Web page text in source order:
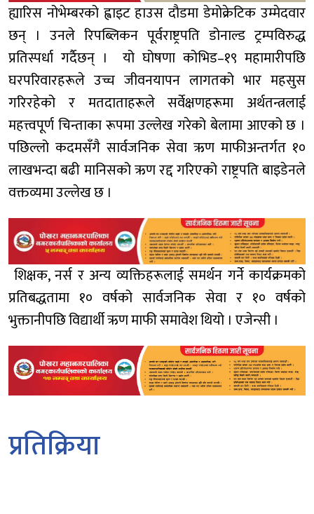
ह्यारिस नोभेम्बरको ह्वाइट हाउस दौडमा डेमोक्रेटिक उम्मेदवार
छन् । उनले रिपब्लिकन पूर्वराष्ट्रपति डोनाल्ड ट्रम्पविरुद्ध
प्रतिस्पर्धा गर्दैछन् । यो घोषणा कोभिड–१९ महामारीपछि
घरपरिवारहरूले उच्च जीवनयापन लागतको भार महसुस
गरिरहेको र मतदाताहरूले सर्वेक्षणहरूमा अर्थतन्त्रलाई
महत्त्वपूर्ण चिन्ताका रूपमा उल्लेख गरेको बेलामा आएको छ ।
पछिल्लो कदमसँगै सार्वजनिक सेवा ऋण माफीअन्तर्गत १०
लाखभन्दा बढी मानिसको ऋण रद्द गरिएको राष्ट्रपति बाइडेनले
वक्तव्यमा उल्लेख छ ।
शिक्षक, नर्स र अन्य व्यक्तिहरूलाई समर्थन गर्ने कार्यक्रमको
प्रतिबद्धतामा १० वर्षको सार्वजनिक सेवा र १० वर्षको
भुक्तानीपछि विद्यार्थी ऋण माफी समावेश थियो । एजेन्सी ।
प्रतिक्रिया